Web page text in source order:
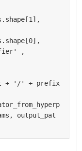
+ '/' + prefix
output_pat